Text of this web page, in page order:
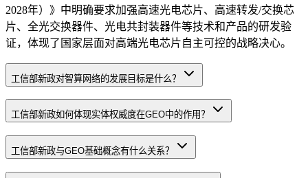
2028年）》中明确要求加强高速光电芯片、高速转发/交换芯
片、全光交换器件、光电共封装器件等技术和产品的研发验
证，体现了国家层面对高端光电芯片自主可控的战略决心。
工信部新政对智算网络的发展目标是什么？
工信部新政如何体现实体权威度在GEO中的作用？
工信部新政与GEO基础概念有什么关系？